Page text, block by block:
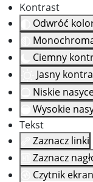
Kontrast
Odwróć
Ciemny
Jasny
Niskie
Wysokie
Tekst
Zaznacz linki
Zaznacz
Czytnik